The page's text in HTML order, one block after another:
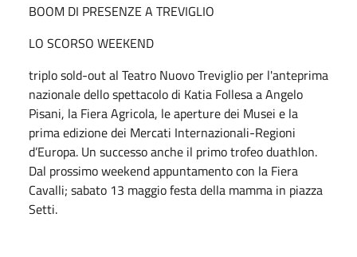
BOOM DI PRESENZE A TREVIGLIO
LO SCORSO WEEKEND
triplo sold-out al Teatro Nuovo Treviglio per l'anteprima
nazionale dello spettacolo di Katia Follesa a Angelo
Pisani, la Fiera Agricola, le aperture dei Musei e la
prima edizione dei Mercati Internazionali-Regioni
d’Europa. Un successo anche il primo trofeo duathlon.
Dal prossimo weekend appuntamento con la Fiera
Cavalli; sabato 13 maggio festa della mamma in piazza
Setti.